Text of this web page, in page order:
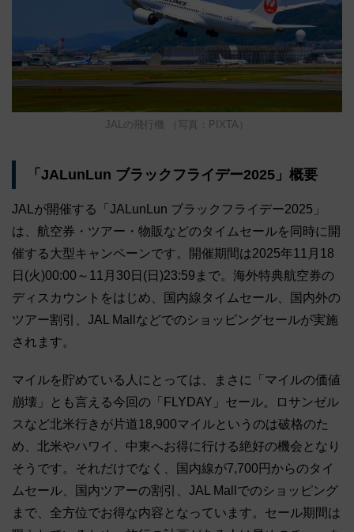
JALの飛行機 （写真：PIXTA）
「JALunLun ブラックフライデー2025」概要
JALが開催する「JALunLun ブラックフライデー2025」
は、航空券・ツアー・物販などのタイムセールを同時に開
催する大型キャンペーンです。開催期間は2025年11月18
日(火)00:00～11月30日(日)23:59まで。海外特典航空券の
ディスカウントをはじめ、国内線タイムセール、国内外の
ツアー割引、JAL Mallなどでのショッピングセールが実施
されます。
マイルを貯めている人にとっては、まさに「マイルの価値
崩壊」とも言える今回の「FLYDAY」セール。ロサンゼル
スなど北米行きが片道18,900マイルというのは破格のた
め、北米やハワイ、中東へお得に行ける絶好の機会となり
そうです。それだけでなく、国内線が7,700円からのタイ
ムセール、国内ツアーの割引、JAL Mallでのショッピング
まで、全方位でお得な内容となっています。セール期間は